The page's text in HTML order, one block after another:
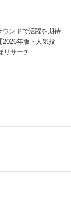
ウンドで活躍を期待
2026年版・人気投
リサーチ